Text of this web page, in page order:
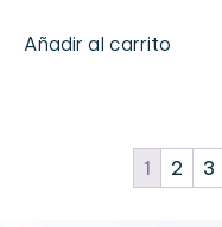
Añadir al carrito
1 2 3